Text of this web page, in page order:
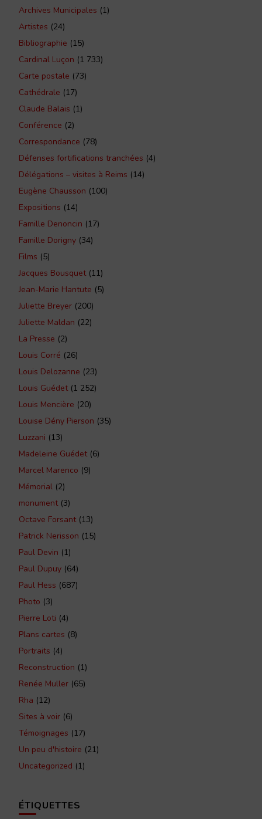
Archives Municipales (1)
Artistes (24)
Bibliographie (15)
Cardinal Luçon (1 733)
Carte postale (73)
Cathédrale (17)
Claude Balais (1)
Conférence (2)
Correspondance (78)
Défenses fortifications tranchées (4)
Délégations – visites à Reims (14)
Eugène Chausson (100)
Expositions (14)
Famille Denoncin (17)
Famille Dorigny (34)
Films (5)
Jacques Bousquet(11)
Jean-Marie Hantute (5)
Juliette Breyer (200)
Juliette Maldan (22)
La Presse (2)
Louis Corré (26)
Louis Delozanne (23)
Louis Guédet(1 252)
Louis Mencière (20)
Louise Dény Pierson (35)
Luzzani (13)
Madeleine Guédet(6)
Marcel Marenco (9)
Mémorial (2)
monument(3)
Octave Forsant(13)
Patrick Nerisson (15)
Paul Devin (1)
Paul Dupuy (64)
Paul Hess (687)
Photo (3)
Pierre Loti (4)
Plans cartes (8)
Portraits (4)
Reconstruction (1)
Renée Muller (65)
Rha (12)
Sites à voir (6)
Témoignages (17)
Un peu d'histoire (21)
Uncategorized (1)
ÉTIQUETTES